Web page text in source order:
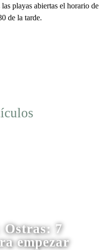
playas abiertas el horario de
de la tarde.
Ostras: 7
empezar